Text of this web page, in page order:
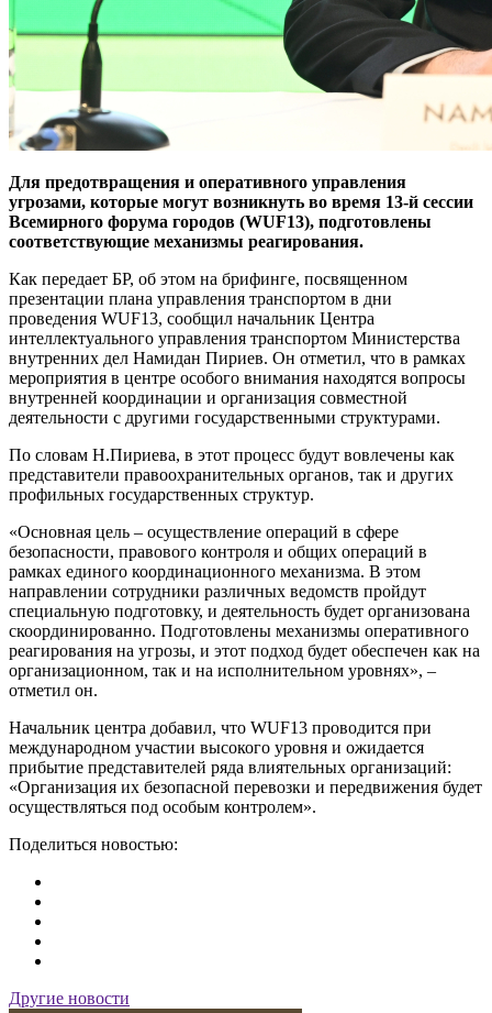
Для предотвращения и оперативного управления
угрозами, которые могут возникнуть во время 13-й сессии
Всемирного форума городов (WUF13), подготовлены
соответствующие механизмы реагирования.
Как передает БР, об этом на брифинге, посвященном
презентации плана управления транспортом в дни
проведения WUF13, сообщил начальник Центра
интеллектуального управления транспортом Министерства
внутренних дел Намидан Пириев. Он отметил, что в рамках
мероприятия в центре особого внимания находятся вопросы
внутренней координации и организация совместной
деятельности с другими государственными структурами.
По словам Н.Пириева, в этот процесс будут вовлечены как
представители правоохранительных органов, так и других
профильных государственных структур.
«Основная цель – осуществление операций в сфере
безопасности, правового контроля и общих операций в
рамках единого координационного механизма. В этом
направлении сотрудники различных ведомств пройдут
специальную подготовку, и деятельность будет организована
скоординированно. Подготовлены механизмы оперативного
реагирования на угрозы, и этот подход будет обеспечен как на
организационном, так и на исполнительном уровнях», –
отметил он.
Начальник центра добавил, что WUF13 проводится при
международном участии высокого уровня и ожидается
прибытие представителей ряда влиятельных организаций:
«Организация их безопасной перевозки и передвижения будет
осуществляться под особым контролем».
Поделиться новостью:
Другие новости